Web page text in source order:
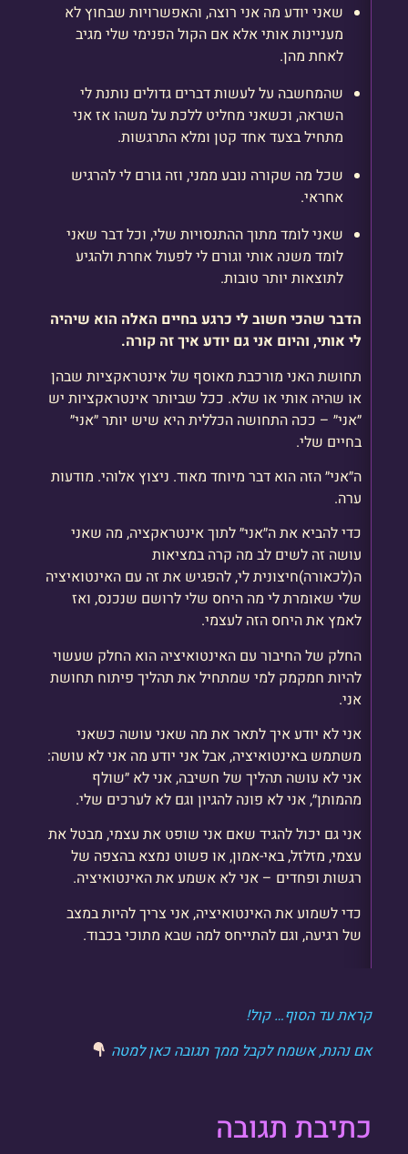
שאני יודע מה אני רוצה, והאפשרויות שבחוץ לא
מעניינות אותי אלא אם הקול הפנימי שלי מגיב
לאחת מהן.
שהמחשבה על לעשות דברים גדולים נותנת לי
השראה, וכשאני מחליט ללכת על משהו אז אני
מתחיל בצעד אחד קטן ומלא התרגשות.
שכל מה שקורה נובע ממני, וזה גורם לי להרגיש
אחראי.
שאני לומד מתוך ההתנסויות שלי, וכל דבר שאני
לומד משנה אותי וגורם לי לפעול אחרת ולהגיע
לתוצאות יותר טובות.
הדבר שהכי חשוב לי כרגע בחיים האלה הוא שיהיה
לי אותי, והיום אני גם יודע איך זה קורה.
תחושת האני מורכבת מאוסף של אינטראקציות שבהן
או שהיה אותי או שלא. ככל שביותר אינטראקציות יש
״אני״ – ככה התחושה הכללית היא שיש יותר ״אני״
בחיים שלי.
ה״אני״ הזה הוא דבר מיוחד מאוד. ניצוץ אלוהי. מודעות
ערה.
כדי להביא את ה״אני״ לתוך אינטראקציה, מה שאני
עושה זה לשים לב מה קרה במציאות
ה(לכאורה)חיצונית לי, להפגיש את זה עם האינטואיציה
שלי שאומרת לי מה היחס שלי לרושם שנכנס, ואז
לאמץ את היחס הזה לעצמי.
החלק של החיבור עם האינטואיציה הוא החלק שעשוי
להיות חמקמק למי שמתחיל את תהליך פיתוח תחושת
אני.
אני לא יודע איך לתאר את מה שאני עושה כשאני
משתמש באינטואיציה, אבל אני יודע מה אני לא עושה:
אני לא עושה תהליך של חשיבה, אני לא ״שולף
מהמותן״, אני לא פונה להגיון וגם לא לערכים שלי.
אני גם יכול להגיד שאם אני שופט את עצמי, מבטל את
עצמי, מזלזל, באי-אמון, או פשוט נמצא בהצפה של
רגשות ופחדים – אני לא אשמע את האינטואיציה.
כדי לשמוע את האינטואיציה, אני צריך להיות במצב
של רגיעה, וגם להתייחס למה שבא מתוכי בכבוד.
קראת עד הסוף… קול!
אם נהנת, אשמח לקבל ממך תגובה כאן למטה
כתיבת תגובה